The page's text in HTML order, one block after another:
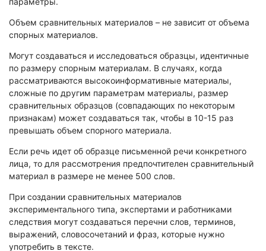
Объем сравнительных материалов – не зависит от объема
спорных материалов.
Могут создаваться и исследоваться образцы, идентичные
по размеру спорным материалам. В случаях, когда
рассматриваются высокоинформативные материалы,
сложные по другим параметрам материалы, размер
сравнительных образцов (совпадающих по некоторым
признакам) может создаваться так, чтобы в 10-15 раз
превышать объем спорного материала.
Если речь идет об образце письменной речи конкретного
лица, то для рассмотрения предпочтителен сравнительный
материал в размере не менее 500 слов.
При создании сравнительных материалов
экспериментального типа, экспертами и работниками
следствия могут создаваться перечни слов, терминов,
выражений, словосочетаний и фраз, которые нужно
употребить в тексте.